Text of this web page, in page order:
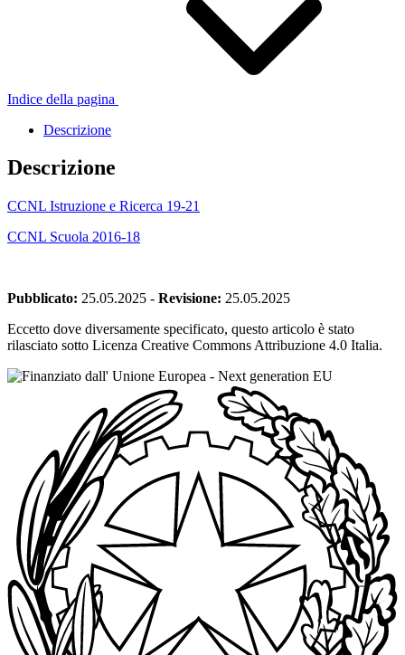
Indice della pagina
Descrizione
Descrizione
CCNL Istruzione e Ricerca 19-21
CCNL Scuola 2016-18
Pubblicato: 25.05.2025 - Revisione: 25.05.2025
Eccetto dove diversamente specificato, questo articolo è stato
rilasciato sotto Licenza Creative Commons Attribuzione 4.0 Italia.